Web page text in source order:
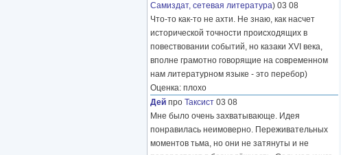
Самиздат, сетевая литература) 03 08
Что-то как-то не ахти. Не знаю, как насчет
исторической точности происходящих в
повествовании событий, но казаки XVI века,
вполне грамотно говорящие на современном
нам литературном языке - это перебор)
Оценка: плохо
Дей про Таксист 03 08
Мне было очень захватывающе. Идея
понравилась неимоверно. Переживательных
моментов тьма, но они не затянуты и не